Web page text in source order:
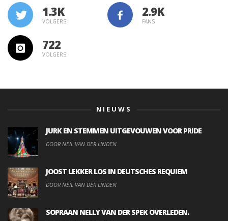
1.3K
VOLGERS FANS
722
VOLGERS
NIEUWS
JURK EN STEMMEN UITGEVOUWEN VOOR PRIDE
DOOR NEIL VAN DER LINDEN
JOOST LEKKER LOS IN DEUTSCHES REQUIEM
DOOR NEIL VAN DER LINDEN
SOPRAAN NELLY VAN DER SPEK OVERLEDEN.